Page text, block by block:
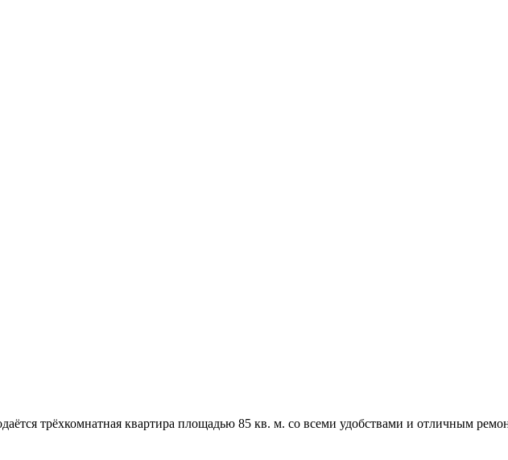
трёхкомнатная квартира площадью 85 кв. м. со всеми удобствами и отличным